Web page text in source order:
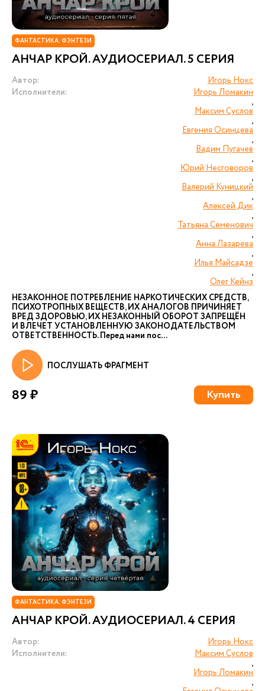
ФАНТАСТИКА. ФЭНТЕЗИ
АНЧАР КРОЙ. АУДИОСЕРИАЛ. 5 СЕРИЯ
Автор:
Игорь Нокс
Исполнители:
Игорь Ломакин
,
Максим Суслов
,
Евгения Осинцева
,
Вадим Пугачев
,
Юрий Несговоров
,
Валерий Куницкий
,
Алексей Дик
,
Татьяна Семенович
,
Анна Лазарева
,
Илья Майсадзе
,
Олег Кейнз
НЕЗАКОННОЕ ПОТРЕБЛЕНИЕ НАРКОТИЧЕСКИХ СРЕДСТВ,
ПСИХОТРОПНЫХ ВЕЩЕСТВ, ИХ АНАЛОГОВ ПРИЧИНЯЕТ
ВРЕД ЗДОРОВЬЮ, ИХ НЕЗАКОННЫЙ ОБОРОТ ЗАПРЕЩЁН
И ВЛЕЧЕТ УСТАНОВЛЕННУЮ ЗАКОНОДАТЕЛЬСТВОМ
ОТВЕТСТВЕННОСТЬ. Перед нами пос...
ПОСЛУШАТЬ ФРАГМЕНТ
89 ₽ Купить
ФАНТАСТИКА. ФЭНТЕЗИ
АНЧАР КРОЙ. АУДИОСЕРИАЛ. 4 СЕРИЯ
Автор:
Игорь Нокс
Исполнители:
Максим Суслов
,
Игорь Ломакин
,